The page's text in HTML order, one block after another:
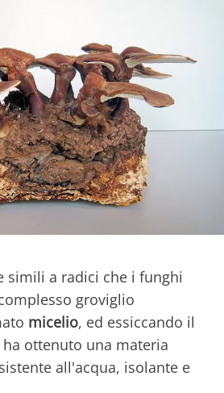
simili a radici che i funghi
groviglio
micelio, ed essiccando il
ottenuto una materia
all'acqua, isolante e